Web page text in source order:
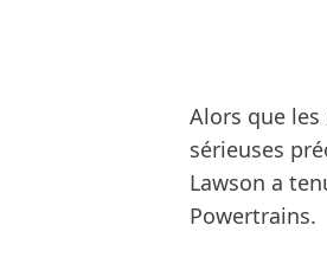
Alors que
sérieuses
Lawson a
Powertrains.